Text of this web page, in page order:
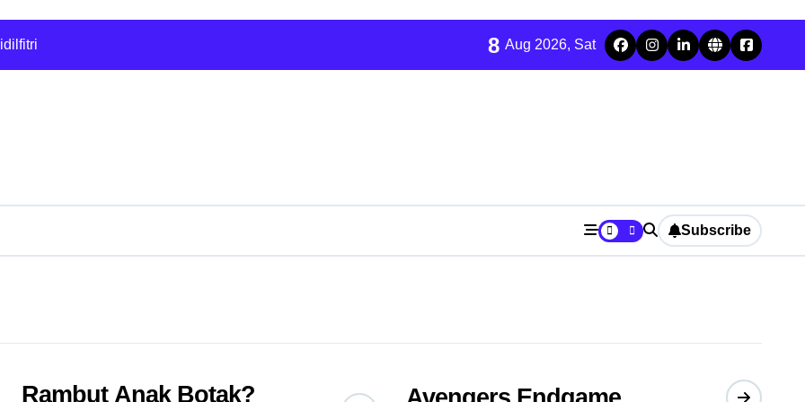
saya
: Sedan Kompak Ikonik dengan Reka Bentuk Moden
8 Aug 2026, Sat
Subscribe
Rambut Anak Botak?